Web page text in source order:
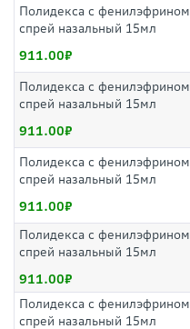
Полидекса с фенилэфрином
спрей назальный 15мл
911.00
Полидекса с фенилэфрином
спрей назальный 15мл
911.00
Полидекса с фенилэфрином
спрей назальный 15мл
911.00
Полидекса с фенилэфрином
спрей назальный 15мл
911.00
Полидекса с фенилэфрином
спрей назальный 15мл